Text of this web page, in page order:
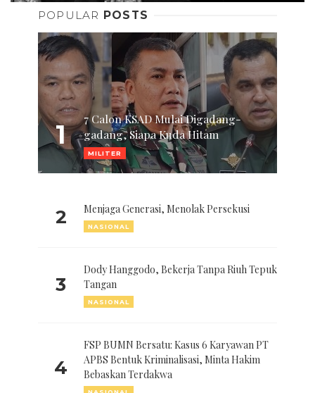
POPULAR POSTS
1
7 Calon KSAD Mulai Digadang-
gadang, Siapa Kuda Hitam
MILITER
2 Menjaga Generasi, Menolak Persekusi
NASIONAL
3
Dody Hanggodo, Bekerja Tanpa Riuh Tepuk
Tangan
NASIONAL
4
FSP BUMN Bersatu: Kasus 6 Karyawan PT
APBS Bentuk Kriminalisasi, Minta Hakim
Bebaskan Terdakwa